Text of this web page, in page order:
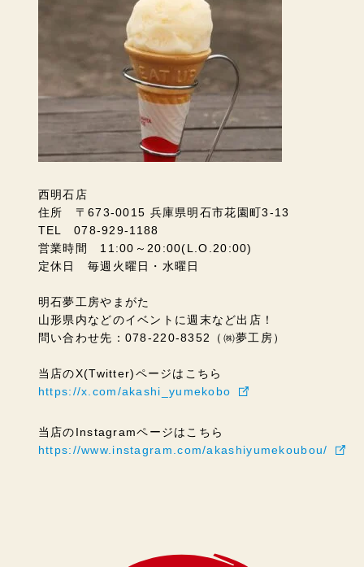
西明石店
住所 〒673-0015 兵庫県明石市花園町3-13
TEL 078-929-1188
営業時間 11:00～20:00(L.O.20:00)
定休日 毎週火曜日・水曜日
明石夢工房やまがた
山形県内などのイベントに週末など出店！
問い合わせ先：078-220-8352（㈱夢工房）
当店のX(Twitter)ページはこちら
https://x.com/akashi_yumekobo
当店のInstagramページはこちら
https://www.instagram.com/akashiyumekoubou/